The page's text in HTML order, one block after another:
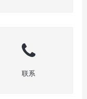
联系